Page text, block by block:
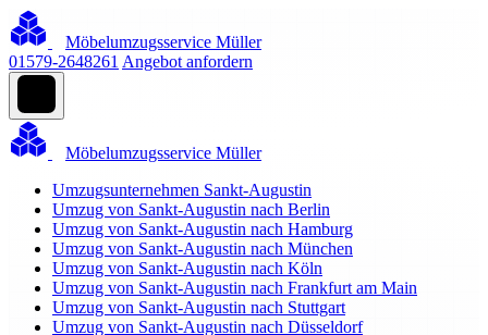
Möbelumzugsservice Müller
01579-2648261 Angebot anfordern
Möbelumzugsservice Müller
Umzugsunternehmen Sankt-Augustin
Umzug von Sankt-Augustin nach Berlin
Umzug von Sankt-Augustin nach Hamburg
Umzug von Sankt-Augustin nach München
Umzug von Sankt-Augustin nach Köln
Umzug von Sankt-Augustin nach Frankfurt am Main
Umzug von Sankt-Augustin nach Stuttgart
Umzug von Sankt-Augustin nach Düsseldorf